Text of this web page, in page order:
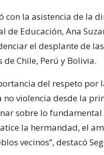
con la asistencia de la
de Educación, Ana
el desplante de
Chile, Perú y Bolivia.
del respeto por
violencia desde la
sobre lo
la hermandad, el
vecinos”, destacó